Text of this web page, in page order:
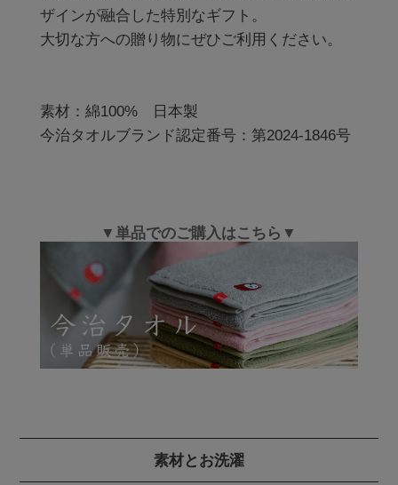
ザインが融合した特別なギフト。
大切な方への贈り物にぜひご利用ください。
素材：綿100%　日本製
今治タオルブランド認定番号：第2024-1846号
素材とお洗濯